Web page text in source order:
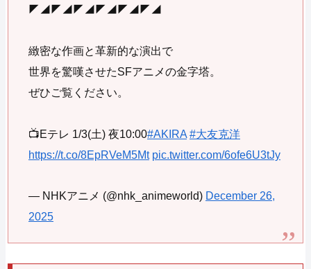
◤◢◤◢◤◢◤◢◤◢◤◢
緻密な作画と革新的な演出で
世界を驚嘆させたSFアニメの金字塔。
ぜひご覧ください。
📺Eテレ 1/3(土) 夜10:00#AKIRA #大友克洋
https://t.co/8EpRVeM5Mt pic.twitter.com/6ofe6U3tJy
— NHKアニメ (@nhk_animeworld) December 26,
2025